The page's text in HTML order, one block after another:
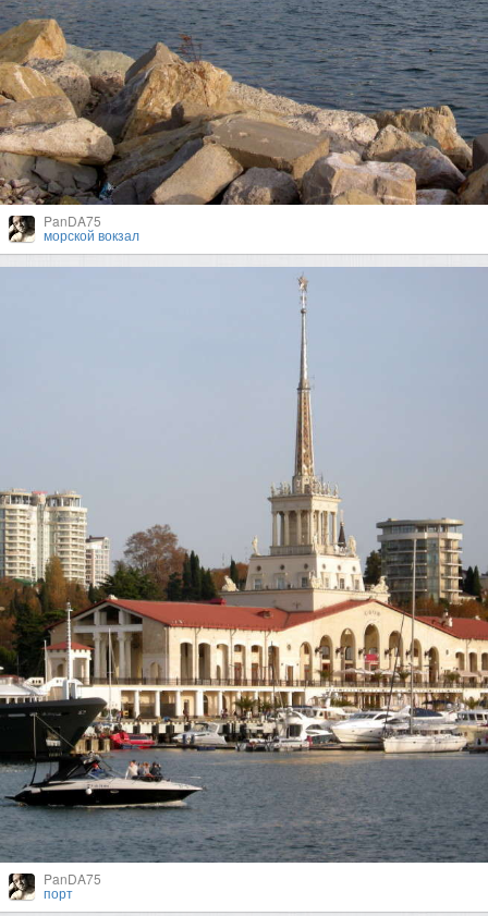
PanDA75
морской вокзал
PanDA75
порт